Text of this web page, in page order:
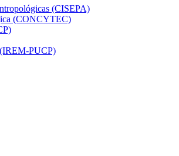
(CISEPA)
(CONCYTEC)
(IREM-PUCP)